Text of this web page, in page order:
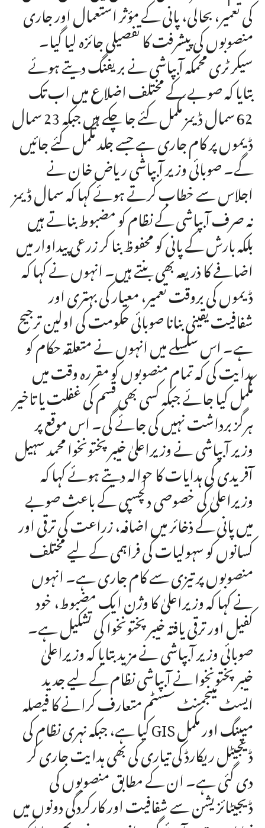
کی تعمیر، بحالی، پانی کے مؤثر استعمال اور جاری
منصوبوں کی پیشرفت کا تفصیلی جائزہ لیا گیا۔
سیکرٹری محمکہ آبپاشی نے بریفنگ دیتے ہوئے
بتایا کہ صوبے کے مختلف اضلاع میں اب تک
62 سمال ڈیمز مکمل کئے جا چکے ہیں جبکہ 23 سمال
ڈیموں پر کام جاری ہے جسے جلد مکمل کئے جائیں
گے۔ صوبائی وزیر آبپاشی ریاض خان نے
اجلاس سے خطاب کرتے ہوئے کہا کہ سمال ڈیمز
نہ صرف آبپاشی کے نظام کو مضبوط بناتے ہیں
بلکہ بارش کے پانی کو محفوظ بنا کر زرعی پیداوار میں
اضافے کا ذریعہ بھی بنتے ہیں۔ انہوں نے کہا کہ
ڈیموں کی بروقت تعمیر، معیار کی بہتری اور
شفافیت یقینی بنانا صوبائی حکومت کی اولین ترجیح
ہے۔ اس سلسلے میں انہوں نے متعلقہ حکام کو
ہدایت کی کہ تمام منصوبوں کو مقررہ وقت میں
مکمل کیا جائے جبکہ کسی بھی قسم کی غفلت یا تاخیر
ہرگز برداشت نہیں کی جائے گی۔ اس موقع پر
وزیر آبپاشی نے وزیراعلیٰ خیبرپختونخوا محمد سہیل
آفریدی کی ہدایات کا حوالہ دیتے ہوئے کہا کہ
وزیراعلیٰ کی خصوصی دلچسپی کے باعث صوبے
میں پانی کے ذخائر میں اضافہ، زراعت کی ترقی اور
کسانوں کو سہولیات کی فراہمی کے لیے مختلف
منصوبوں پر تیزی سے کام جاری ہے۔ انہوں
نے کہا کہ وزیراعلیٰ کا وژن ایک مضبوط، خود
کفیل اور ترقی یافتہ خیبرپختونخوا کی تشکیل ہے۔
صوبائی وزیر آبپاشی نے مزید بتایا کہ وزیراعلیٰ
خیبرپختونخوا نے آبپاشی نظام کے لیے جدید
ایسٹ مینجمنٹ سسٹم متعارف کرانے کا فیصلہ
کیا ہے، جبکہ نہری نظام کی GIS میپنگ اور مکمل
ڈیجیٹل ریکارڈ کی تیاری کی بھی ہدایت جاری کر
دی گئی ہے۔ ان کے مطابق منصوبوں کی
ڈیجیٹائزیشن سے شفافیت اور کارکردگی دونوں میں